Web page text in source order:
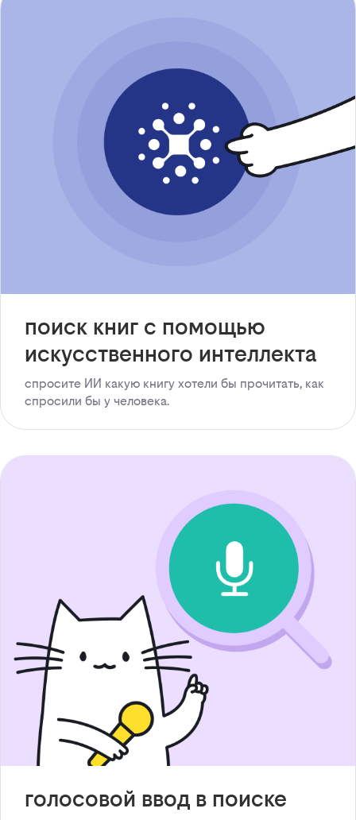
поиск книг с помощью
искусственного интеллекта
спросите ИИ какую книгу хотели бы прочитать, как
спросили бы у человека.
голосовой ввод в поиске